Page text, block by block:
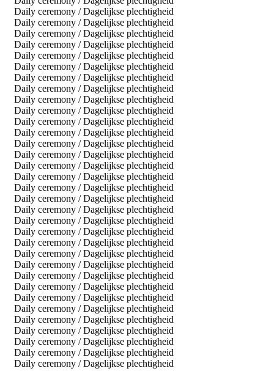
Daily ceremony / Dagelijkse plechtigheid
Daily ceremony / Dagelijkse plechtigheid
Daily ceremony / Dagelijkse plechtigheid
Daily ceremony / Dagelijkse plechtigheid
Daily ceremony / Dagelijkse plechtigheid
Daily ceremony / Dagelijkse plechtigheid
Daily ceremony / Dagelijkse plechtigheid
Daily ceremony / Dagelijkse plechtigheid
Daily ceremony / Dagelijkse plechtigheid
Daily ceremony / Dagelijkse plechtigheid
Daily ceremony / Dagelijkse plechtigheid
Daily ceremony / Dagelijkse plechtigheid
Daily ceremony / Dagelijkse plechtigheid
Daily ceremony / Dagelijkse plechtigheid
Daily ceremony / Dagelijkse plechtigheid
Daily ceremony / Dagelijkse plechtigheid
Daily ceremony / Dagelijkse plechtigheid
Daily ceremony / Dagelijkse plechtigheid
Daily ceremony / Dagelijkse plechtigheid
Daily ceremony / Dagelijkse plechtigheid
Daily ceremony / Dagelijkse plechtigheid
Daily ceremony / Dagelijkse plechtigheid
Daily ceremony / Dagelijkse plechtigheid
Daily ceremony / Dagelijkse plechtigheid
Daily ceremony / Dagelijkse plechtigheid
Daily ceremony / Dagelijkse plechtigheid
Daily ceremony / Dagelijkse plechtigheid
Daily ceremony / Dagelijkse plechtigheid
Daily ceremony / Dagelijkse plechtigheid
Daily ceremony / Dagelijkse plechtigheid
Daily ceremony / Dagelijkse plechtigheid
Daily ceremony / Dagelijkse plechtigheid
Daily ceremony / Dagelijkse plechtigheid